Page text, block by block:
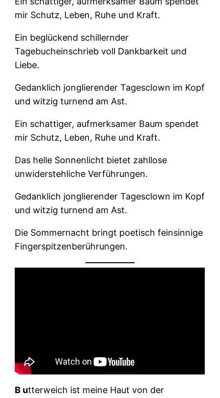
mir Schutz, Leben, Ruhe und Kraft.
Ein beglückend schillernder
Tagebucheinschrieb voll Dankbarkeit und
Liebe.
Gedanklich jonglierender Tagesclown im Kopf
und witzig turnend am Ast.
Ein schattiger, aufmerksamer Baum spendet
mir Schutz, Leben, Ruhe und Kraft.
Das helle Sonnenlicht bietet zahllose
unwiderstehliche Verführungen.
Gedanklich jonglierender Tagesclown im Kopf
und witzig turnend am Ast.
Die Sommernacht bringt poetisch feinsinnige
Fingerspitzenberührungen.
B utterweich ist meine Haut von der